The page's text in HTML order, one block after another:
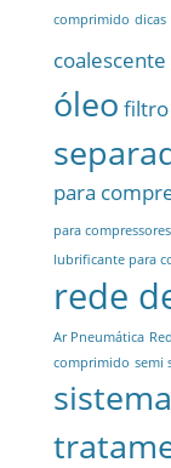
comprimido dicas
coalescente
óleo filtro
para
para compressores
lubrificante para
rede
Ar Pneumática
comprimido semi